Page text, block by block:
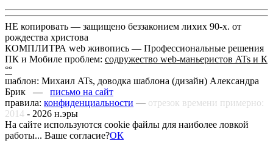
НЕ копировать — защищено беззаконием лихих 90-х. от
рождества христова
КОМПЛИТРА web живопись — Профессиональные решения
ПК и Мобиле проблем: содружество web-маньеристов ATs и К
°°
шаблон: Михаил ATs, доводка шаблона (дизайн) Александра
Брик — письмо на сайт
правила: конфиденциальности — отрезок времени примерно:
2014 - 2026 н.эры
На сайте используются cookie файлы для наиболее ловкой
работы... Ваше согласие?ОК